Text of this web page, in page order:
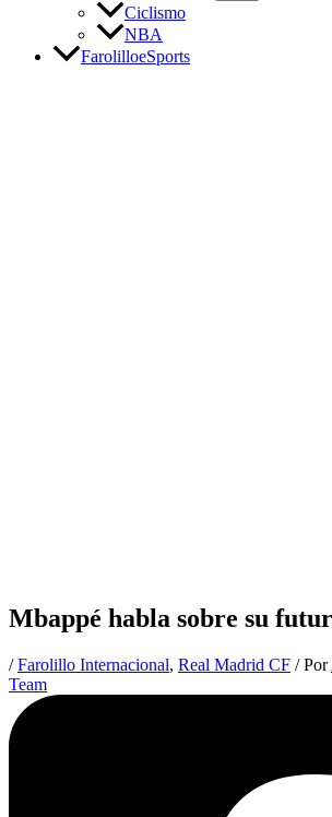
Ciclismo
NBA
FarolilloeSports
Mbappé habla sobre su
/Farolillo Internacional, Real Madrid CF / Por
Team